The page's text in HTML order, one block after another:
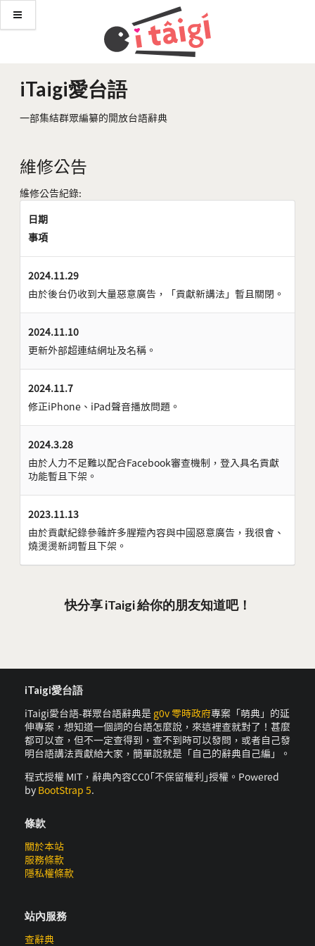
iTaigi愛台語
一部集結群眾編纂的開放台語辭典
維修公告
維修公告紀錄:
日期
事項
2024.11.29
由於後台仍收到大量惡意廣告，「貢獻新講法」暫且關閉。
2024.11.10
更新外部超連結網址及名稱。
2024.11.7
修正iPhone、iPad聲音播放問題。
2024.3.28
由於人力不足難以配合Facebook審查機制，登入具名貢獻
功能暫且下架。
2023.11.13
由於貢獻紀錄參雜許多腥羶內容與中國惡意廣告，我很會、
燒燙燙新詞暫且下架。
快分享 iTaigi 給你的朋友知道吧！
iTaigi愛台語
iTaigi愛台語-群眾台語辭典是 g0v 零時政府專案「萌典」的延
伸專案，想知道一個詞的台語怎麼說，來這裡查就對了！甚麼
都可以查，但不一定查得到，查不到時可以發問，或者自己發
明台語講法貢獻給大家，簡單說就是「自己的辭典自己編」。
程式授權 MIT，辭典內容CC0｢不保留權利｣授權。Powered
by BootStrap 5.
條款
關於本站
服務條款
隱私權條款
站內服務
查辭典